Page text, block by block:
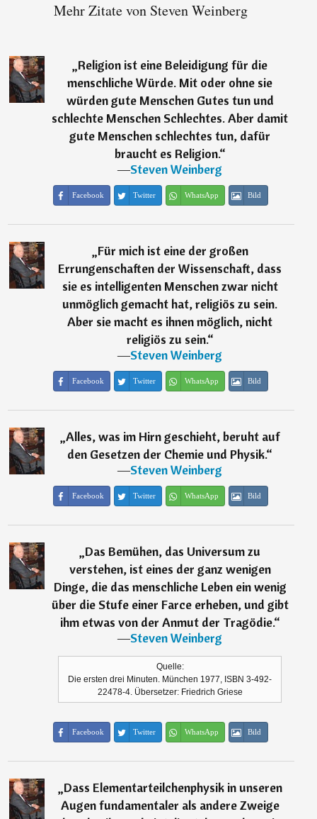
Mehr Zitate von Steven Weinberg
„Religion ist eine Beleidigung für die
menschliche Würde. Mit oder ohne sie
würden gute Menschen Gutes tun und
schlechte Menschen Schlechtes. Aber damit
gute Menschen schlechtes tun, dafür
braucht es Religion.“
―Steven Weinberg
Facebook Twitter WhatsApp Bild
„Für mich ist eine der großen
Errungenschaften der Wissenschaft, dass
sie es intelligenten Menschen zwar nicht
unmöglich gemacht hat, religiös zu sein.
Aber sie macht es ihnen möglich, nicht
religiös zu sein.“
―Steven Weinberg
Facebook Twitter WhatsApp Bild
„Alles, was im Hirn geschieht, beruht auf
den Gesetzen der Chemie und Physik.“
―Steven Weinberg
Facebook Twitter WhatsApp Bild
„Das Bemühen, das Universum zu
verstehen, ist eines der ganz wenigen
Dinge, die das menschliche Leben ein wenig
über die Stufe einer Farce erheben, und gibt
ihm etwas von der Anmut der Tragödie.“
―Steven Weinberg
Quelle:
Die ersten drei Minuten. München 1977, ISBN 3-492-
22478-4. Übersetzer: Friedrich Griese
Facebook Twitter WhatsApp Bild
„Dass Elementarteilchenphysik in unseren
Augen fundamentaler als andere Zweige